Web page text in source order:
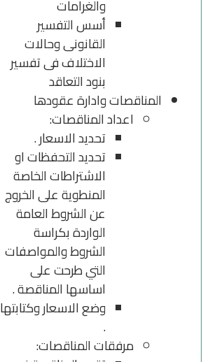
والغرامات
أسس التفسير
القانونى وحالات
الاختلاف فى تفسير
بنود التعاقد
المناقصات وادارة عقودها
اعداد المناقصات:
تحديد الاسعار .
تحديد التحفظات او
الاشتراطات الخاصة
المنطوية على الخروج
عن الشروط العامة
الواردة بكراسة
الشروط والمواصفات
التي طرحت على
اساسها المناقصة .
وضع الاسعار وكتابتها
.
مرفقات المناقصات: